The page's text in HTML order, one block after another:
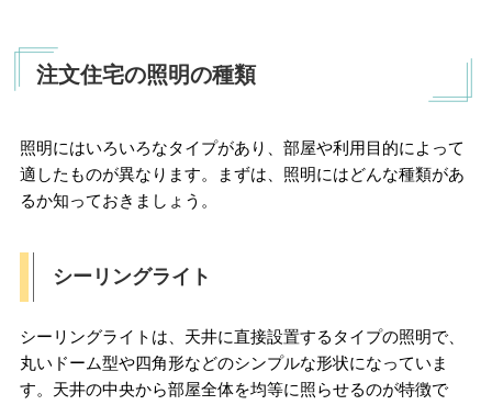
注文住宅の照明の種類
照明にはいろいろなタイプがあり、部屋や利用目的によって
適したものが異なります。まずは、照明にはどんな種類があ
るか知っておきましょう。
シーリングライト
シーリングライトは、天井に直接設置するタイプの照明で、
丸いドーム型や四角形などのシンプルな形状になっていま
す。天井の中央から部屋全体を均等に照らせるのが特徴で